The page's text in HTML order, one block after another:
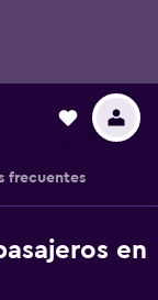
frecuentes
en